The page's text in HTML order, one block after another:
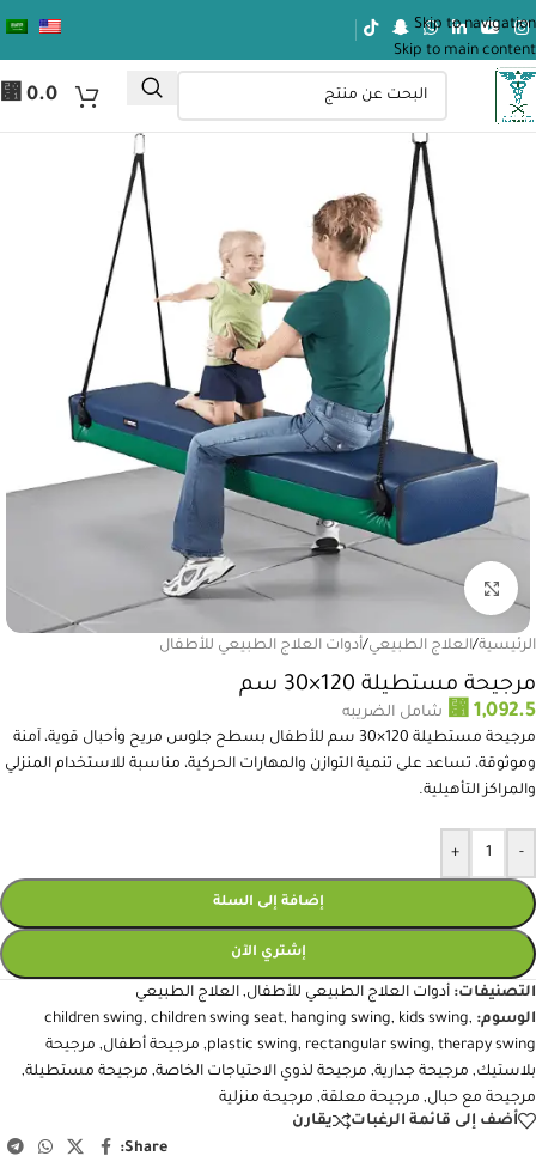
Skip to navigation
Skip to main content
⃁ 0.0
انقر للتكبير
الرئيسية/العلاج الطبيعي/أدوات العلاج الطبيعي للأطفال
مرجيحة مستطيلة 120×30 سم
⃁ 1,092.5
شامل الضريبه
مرجيحة مستطيلة 120×30 سم للأطفال بسطح جلوس مريح وأحبال قوية، آمنة
وموثوقة، تساعد على تنمية التوازن والمهارات الحركية، مناسبة للاستخدام المنزلي
والمراكز التأهيلية.
-
+
إضافة إلى السلة
إشتري الآن
التصنيفات: أدوات العلاج الطبيعي للأطفال, العلاج الطبيعي
الوسوم:
children swing, children swing seat, hanging swing, kids swing,
plastic swing, rectangular swing, therapy swing
, مرجيحة أطفال, مرجيحة
بلاستيك, مرجيحة جدارية, مرجيحة لذوي الاحتياجات الخاصة, مرجيحة مستطيلة,
مرجيحة مع حبال, مرجيحة معلقة, مرجيحة منزلية
أضف إلى قائمة الرغبات
يقارن
Share: